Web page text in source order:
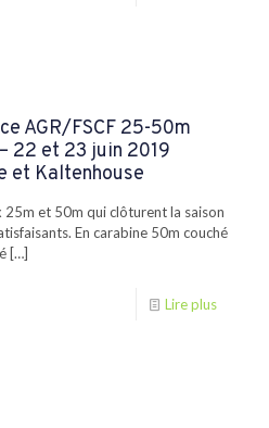
AGR/FSCF 25-50m
22 et 23 juin 2019
et Kaltenhouse
et 50m qui clôturent la saison
En carabine 50m couché
[…]
Lire plus